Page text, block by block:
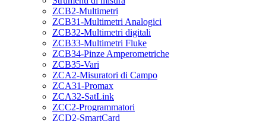
ZCB2-Multimetri
ZCB31-Multimetri Analogici
ZCB32-Multimetri digitali
ZCB33-Multimetri Fluke
ZCB34-Pinze Amperometriche
ZCB35-Vari
ZCA2-Misuratori di Campo
ZCA31-Promax
ZCA32-SatLink
ZCC2-Programmatori
ZCD2-SmartCard